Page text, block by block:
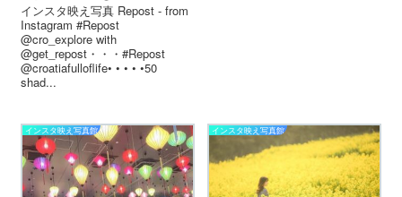
インスタ映え写真 Repost - from
Instagram #Repost
@cro_explore with
@get_repost・・・#Repost
@croatiafulloflife• • • • •50
shad...
インスタ映え写真館 インスタ映え写真館